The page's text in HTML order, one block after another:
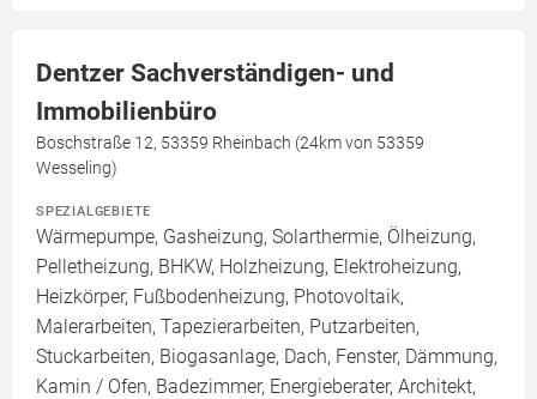
Dentzer Sachverständigen- und
Immobilienbüro
Boschstraße 12, 53359 Rheinbach (24km von 53359
Wesseling)
SPEZIALGEBIETE
Wärmepumpe, Gasheizung, Solarthermie, Ölheizung,
Pelletheizung, BHKW, Holzheizung, Elektroheizung,
Heizkörper, Fußbodenheizung, Photovoltaik,
Malerarbeiten, Tapezierarbeiten, Putzarbeiten,
Stuckarbeiten, Biogasanlage, Dach, Fenster, Dämmung,
Kamin / Ofen, Badezimmer, Energieberater, Architekt,